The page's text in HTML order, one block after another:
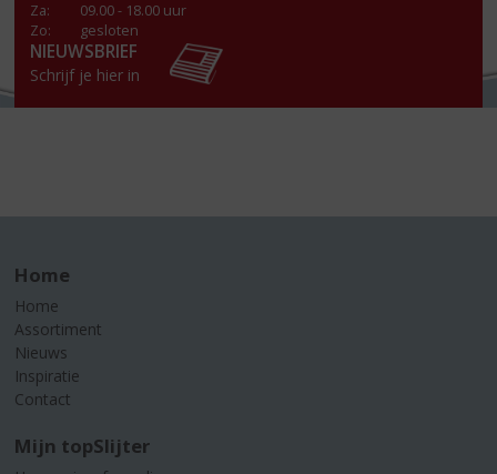
Za:
09.00 - 18.00 uur
Zo:
gesloten
NIEUWSBRIEF
Schrijf je hier in
Home
Home
Assortiment
Nieuws
Inspiratie
Contact
Mijn topSlijter